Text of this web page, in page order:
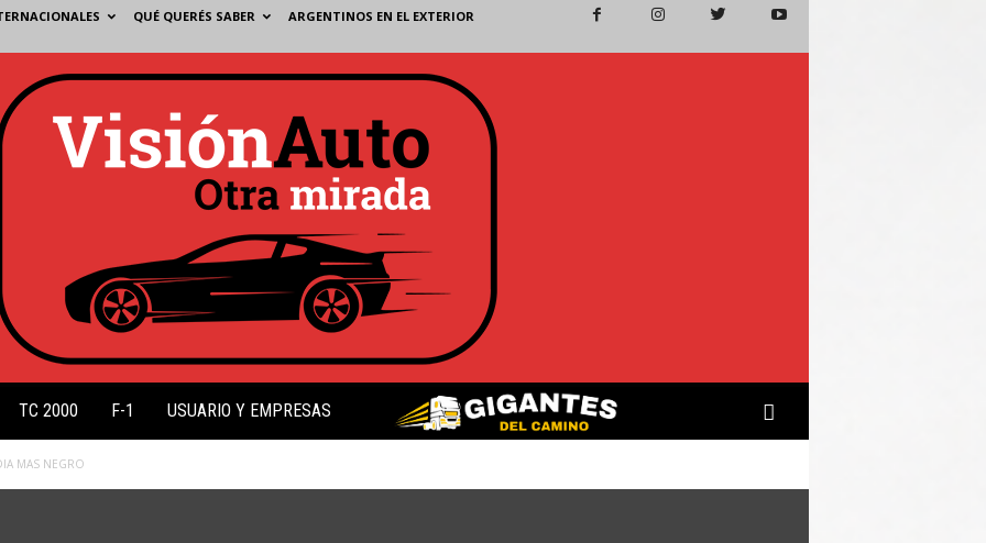
QUÉ QUERÉS SABER ARGENTINOS EN EL EXTERIOR
TC 2000 F-1 USUARIO Y EMPRESAS
MAS NEGRO